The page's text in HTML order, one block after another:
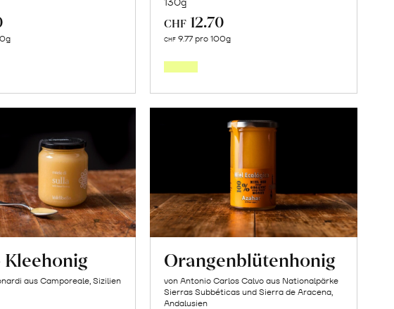
CHF 12.70
CHF 9.77 pro 100g
Kleehonig
aus Camporeale, Sizilien
Orangenblütenhonig
von Antonio Carlos Calvo aus Nationalpärke
Sierras Subbéticas und Sierra de Aracena,
Andalusien